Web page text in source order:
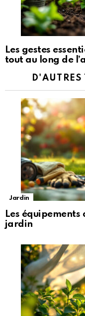
Les gestes
tout au long de
Jardin
Les
jardin